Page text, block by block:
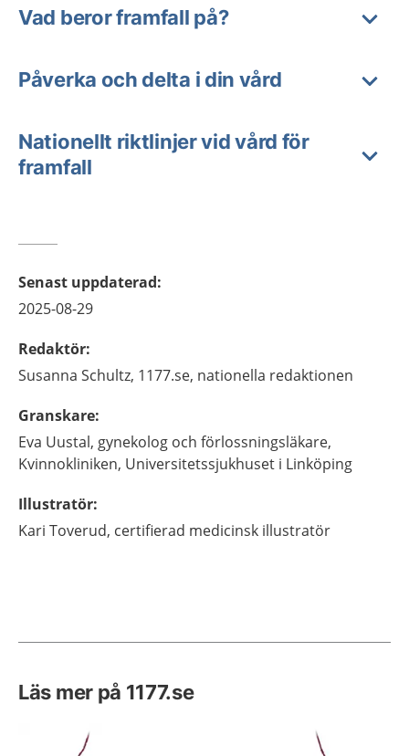
Vad beror framfall på?
Påverka och delta i din vård
Nationellt riktlinjer vid vård för
framfall
Senast uppdaterad:
2025-08-29
Redaktör:
Susanna Schultz, 1177.se, nationella redaktionen
Granskare:
Eva Uustal, gynekolog och förlossningsläkare,
Kvinnokliniken, Universitetssjukhuset i Linköping
Illustratör:
Kari Toverud, certifierad medicinsk illustratör
Läs mer på 1177.se